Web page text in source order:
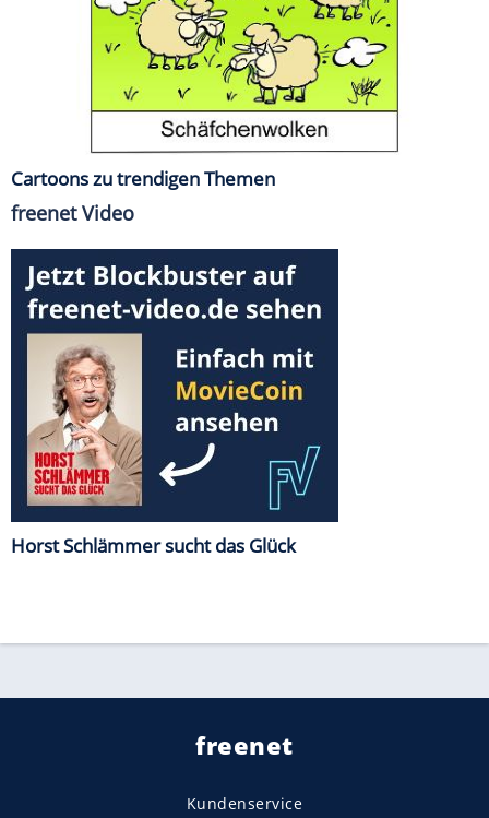
Cartoons zu trendigen Themen
freenet Video
Horst Schlämmer sucht das Glück
freenet
Kundenservice